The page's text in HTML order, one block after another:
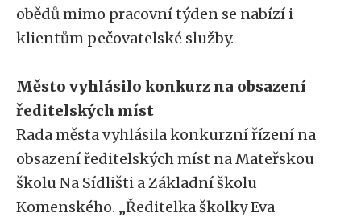
obědů mimo pracovní týden se nabízí i
klientům pečovatelské služby.
Město vyhlásilo konkurz na obsazení
ředitelských míst
Rada města vyhlásila konkurzní řízení na
obsazení ředitelských míst na Mateřskou
školu Na Sídlišti a Základní školu
Komenského. „Ředitelka školky Eva